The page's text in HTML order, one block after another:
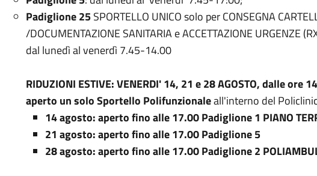
Padiglione 25SPORTELLO UNICO solo per CONSEGNA
/DOCUMENTAZIONE SANITARIA e ACCETTAZIONE URGENZE
dal lunedì al venerdì 7.45-14.00
RIDUZIONI ESTIVE: VENERDI' 14, 21 e 28 AGOSTO, dalle
aperto un solo Sportello Polifunzionaleall'interno del
14 agosto: aperto fino alle 17.00 Padiglione 1 PIANO
21 agosto: aperto fino alle 17.00 Padiglione 5
28 agosto: aperto fino alle 17.00 Padiglione 2